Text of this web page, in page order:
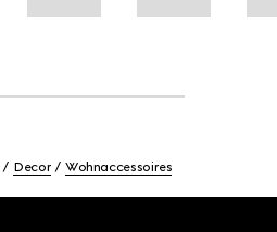
Decor Wohnaccessoires